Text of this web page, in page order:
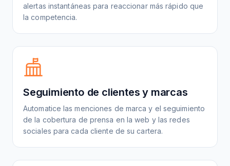
alertas instantáneas para reaccionar más rápido que
la competencia.
Seguimiento de clientes y marcas
Automatice las menciones de marca y el seguimiento
de la cobertura de prensa en la web y las redes
sociales para cada cliente de su cartera.